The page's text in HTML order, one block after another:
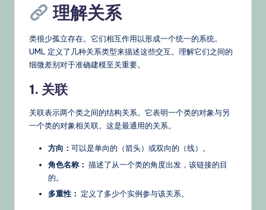
理解关系
类很少孤立存在。它们相互作用以形成一个统一的系统。
UML 定义了几种关系类型来描述这些交互。理解它们之间的
细微差别对于准确建模至关重要。
1. 关联
关联表示两个类之间的结构关系。它表明一个类的对象与另
一个类的对象相关联。这是最通用的关系。
方向： 可以是单向的（箭头）或双向的（线）。
角色名称： 描述了从一个类的角度出发，该链接的目
的。
多重性： 定义了多少个实例参与该关系。